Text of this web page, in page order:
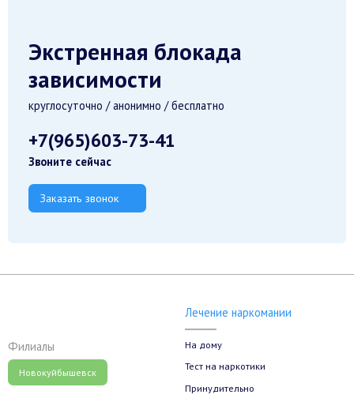
Экстренная блокада
зависимости
круглосуточно / анонимно / бесплатно
+7(965)603-73-41
Звоните сейчас
Заказать звонок
Филиалы
Новокуйбышевск
Лечение наркомании
На дому
Тест на наркотики
Принудительно